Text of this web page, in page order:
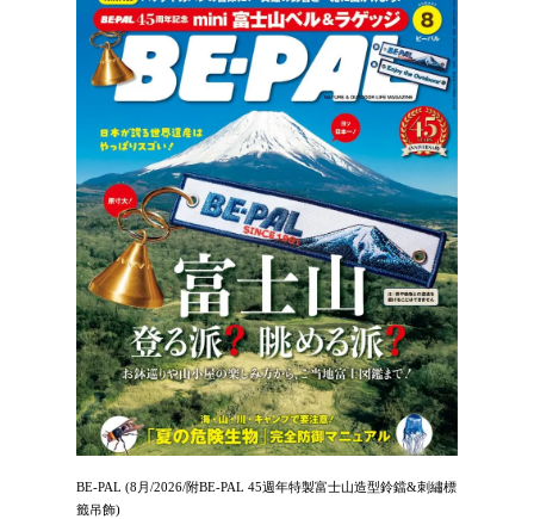
BE-PAL (8月/2026/附BE-PAL 45週年特製富士山造型鈴鐺&刺繡標
籤吊飾)